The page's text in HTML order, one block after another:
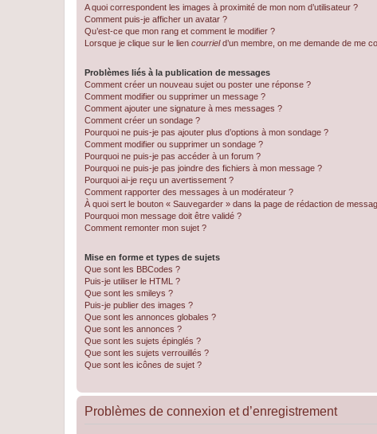
A quoi correspondent les images à proximité de mon nom d’utilisateur ?
Comment puis-je afficher un avatar ?
Qu’est-ce que mon rang et comment le modifier ?
Lorsque je clique sur le lien courrield’un membre, on me demande de me
Problèmes liés à la publication de messages
Comment créer un nouveau sujet ou poster une réponse ?
Comment modifier ou supprimer un message ?
Comment ajouter une signature à mes messages ?
Comment créer un sondage ?
Pourquoi ne puis-je pas ajouter plus d’options à mon sondage ?
Comment modifier ou supprimer un sondage ?
Pourquoi ne puis-je pas accéder à un forum ?
Pourquoi ne puis-je pas joindre des fichiers à mon message ?
Pourquoi ai-je reçu un avertissement ?
Comment rapporter des messages à un modérateur ?
À quoi sert le bouton « Sauvegarder » dans la page de rédaction de
Pourquoi mon message doit être validé ?
Comment remonter mon sujet ?
Mise en forme et types de sujets
Que sont les BBCodes ?
Puis-je utiliser le HTML ?
Que sont les smileys ?
Puis-je publier des images ?
Que sont les annonces globales ?
Que sont les annonces ?
Que sont les sujets épinglés ?
Que sont les sujets verrouillés ?
Que sont les icônes de sujet ?
Problèmes de connexion et d’enregistrement